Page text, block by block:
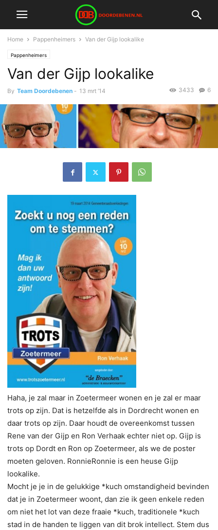
Home Pappenheimers Van der Gijp lookalike
Pappenheimers
Van der Gijp lookalike
By Team Doordebenen - 13 mrt ’14 6
3433
Haha, je zal maar in Zoetermeer wonen en je zal er maar
trots op zijn. Dat is hetzelfde als in Dordrecht wonen en
daar trots op zijn. Daar houdt de overeenkomst tussen
Rene van der Gijp en Ron Verhaak echter niet op. Gijp is
trots op Dordt en Ron op Zoetermeer, als we de poster
moeten geloven. RonnieRonnie is een heuse Gijp
lookalike.
Mocht je je in de gelukkige *kuch omstandigheid bevinden
dat je in Zoetermeer woont, dan zie ik geen enkele reden
om niet het lot van deze fraaie *kuch, traditionele *kuch
stad in de handen te liggen van dit brok intellect. Stem dus